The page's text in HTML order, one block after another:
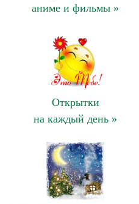
аниме и фильмы »
Открытки
на каждый день »